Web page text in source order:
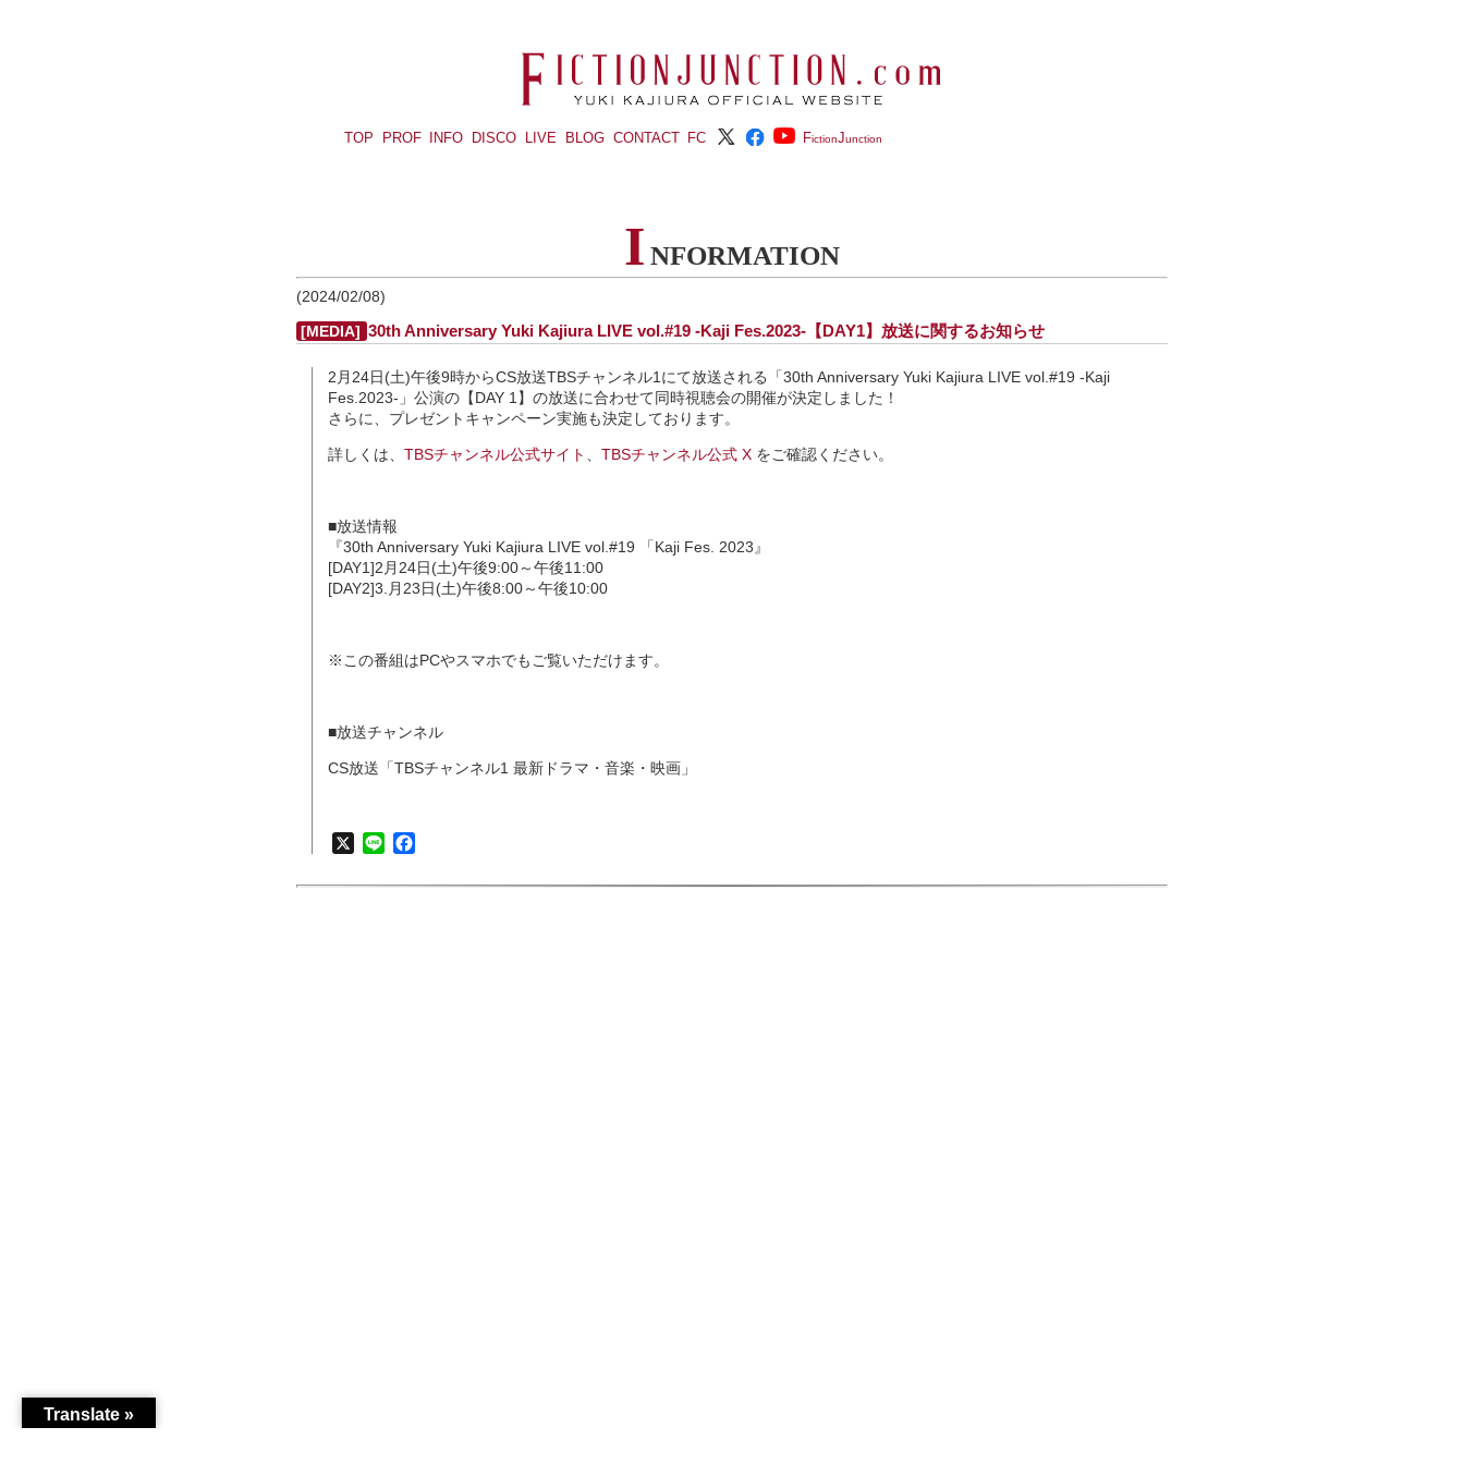
TOP PROF INFO DISCO LIVE BLOG CONTACT FC FictionJunction
I NFORMATION
(2024/02/08)
[MEDIA] 30th Anniversary Yuki Kajiura LIVE vol.#19 -Kaji Fes.2023-【DAY1】放送に関するお知らせ
2月24日(土)午後9時からCS放送TBSチャンネル1にて放送される「30th Anniversary Yuki Kajiura LIVE vol.#19 -Kaji
Fes.2023-」公演の【DAY 1】の放送に合わせて同時視聴会の開催が決定しました！
さらに、プレゼントキャンペーン実施も決定しております。
詳しくは、 TBSチャンネル公式サイト TBSチャンネル公式 X をご確認ください。
■放送情報
『30th Anniversary Yuki Kajiura LIVE vol.#19 「Kaji Fes. 2023』
[DAY1]2月24日(土)午後9:00～午後11:00
[DAY2]3.月23日(土)午後8:00～午後10:00
※この番組はPCやスマホでもご覧いただけます。
■放送チャンネル
CS放送「TBSチャンネル1 最新ドラマ・音楽・映画」
X Line
Translate »